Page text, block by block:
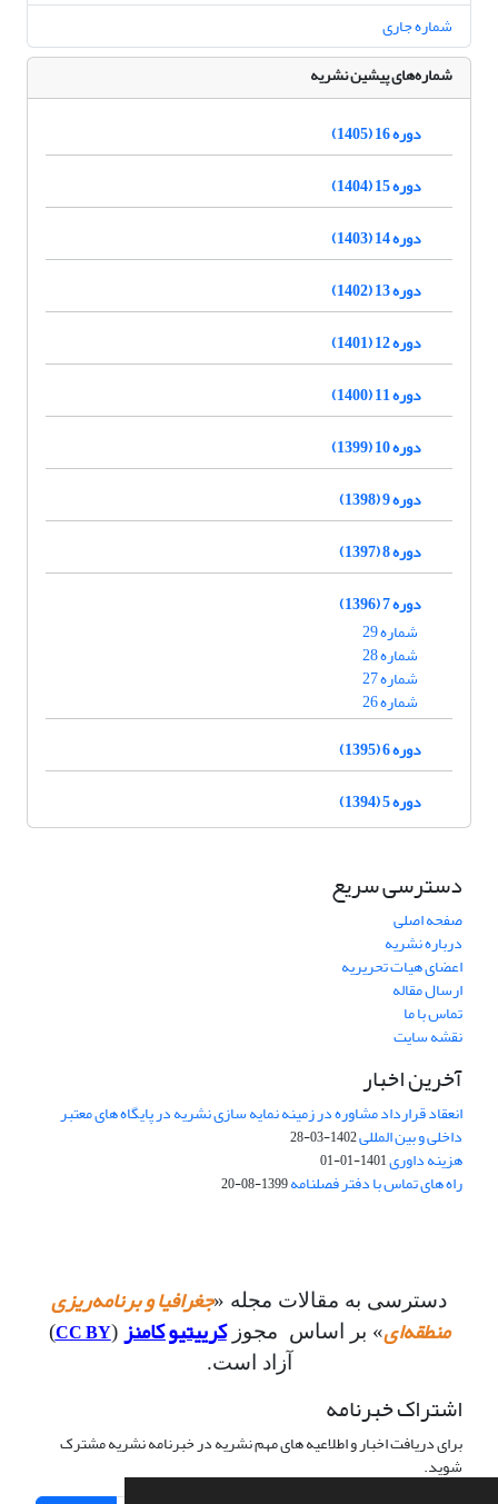
شماره جاری
شماره‌های پیشین نشریه
دوره 16 (1405)
دوره 15 (1404)
دوره 14 (1403)
دوره 13 (1402)
دوره 12 (1401)
دوره 11 (1400)
دوره 10 (1399)
دوره 9 (1398)
دوره 8 (1397)
دوره 7 (1396)
شماره 29
شماره 28
شماره 27
شماره 26
دوره 6 (1395)
دوره 5 (1394)
دسترسی سریع
صفحه اصلی
درباره نشریه
اعضای هیات تحریریه
ارسال مقاله
تماس با ما
نقشه سایت
آخرین اخبار
انعقاد قرارداد مشاوره در زمینه نمایه سازی نشریه در پایگاه های معتبر
داخلی و بین المللی1402-03-28
هزینه داوری1401-01-01
راه های تماس با دفتر فصلنامه1399-08-20
دسترسی به مقالات مجله «جغرافیا و برنامه‌ریزی
منطقه‌ای» بر اساس مجوزکرییتیو کامنز (
CC BY
)
آزاد است.
اشتراک خبرنامه
برای دریافت اخبار و اطلاعیه های مهم نشریه در خبرنامه نشریه مشترک
شوید.